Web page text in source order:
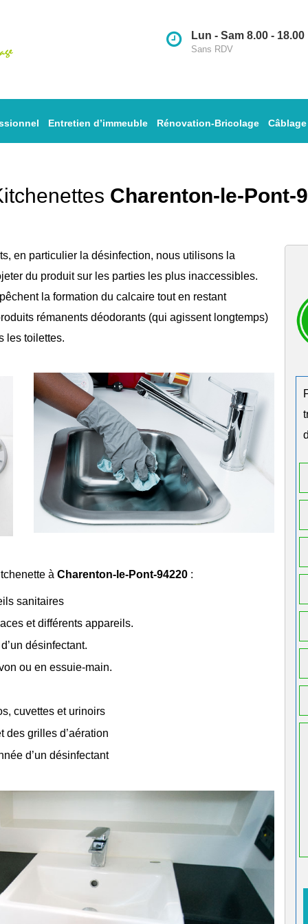
Lun - Sam 8.00 - 18.00
Sans RDV
Entretien d’immeuble Rénovation-Bricolage Câblage
Charenton-le-Pont-
, en particulier la désinfection, nous utilisons la
du produit sur les parties les plus inaccessibles.
la formation du calcaire tout en restant
rémanents déodorants (qui agissent longtemps)
les toilettes.
à Charenton-le-Pont-94220 :
sanitaires
et différents appareils.
désinfectant.
ou en essuie-main.
cuvettes et urinoirs
des grilles d’aération
d’un désinfectant